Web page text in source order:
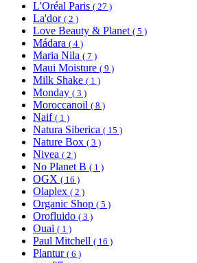
L'Oréal Paris ( 27 )
La'dor ( 2 )
Love Beauty & Planet ( 5 )
Mádara ( 4 )
Maria Nila ( 7 )
Maui Moisture ( 9 )
Milk Shake ( 1 )
Monday ( 3 )
Moroccanoil ( 8 )
Naif ( 1 )
Natura Siberica ( 15 )
Nature Box ( 3 )
Nivea ( 2 )
No Planet B ( 1 )
OGX ( 16 )
Olaplex ( 2 )
Organic Shop ( 5 )
Orofluido ( 3 )
Ouai ( 1 )
Paul Mitchell ( 16 )
Plantur ( 6 )